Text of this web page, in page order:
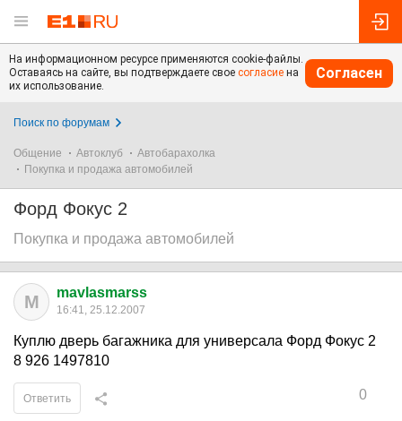
На информационном ресурсе применяются cookie-файлы.
Оставаясь на сайте, вы подтверждаете свое согласие на
их использование.
Согласен
Поиск по форумам
Общение Автоклуб
Автобарахолка
Покупка и продажа автомобилей
Форд Фокус 2
Покупка и продажа автомобилей
M mavlasmarss
16:41, 25.12.2007
Куплю дверь багажника для универсала Форд Фокус 2
8 926 1497810
0
Ответить